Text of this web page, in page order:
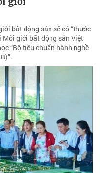
bất động sản sẽ có “thước
Môi giới bất động sản Việt
“Bộ tiêu chuẩn hành nghề